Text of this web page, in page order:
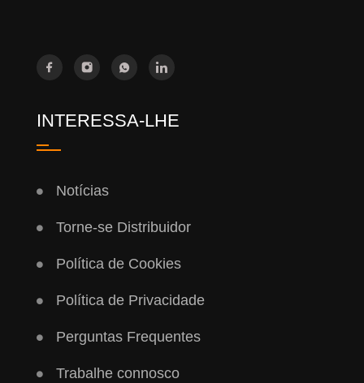
INTERESSA-LHE
Notícias
Torne-se Distribuidor
Política de Cookies
Política de Privacidade
Perguntas Frequentes
Trabalhe connosco